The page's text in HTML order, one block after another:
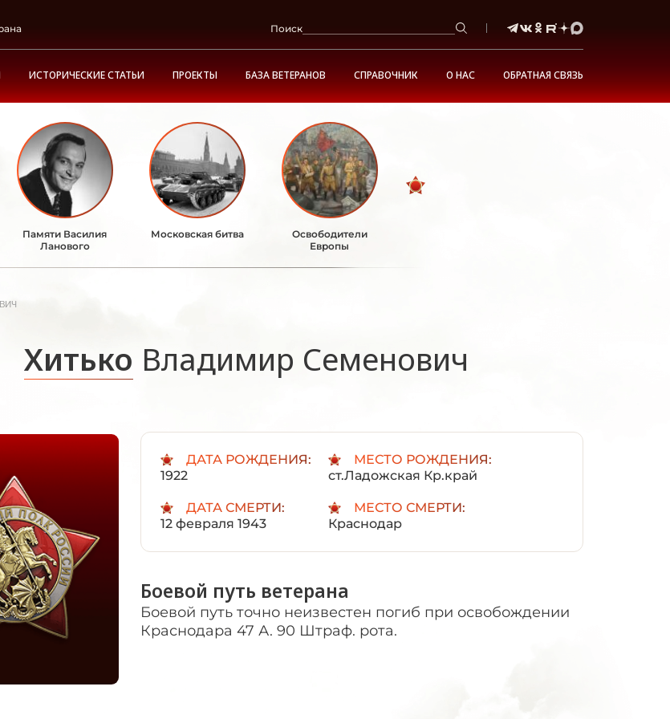
Поиск
ИСТОРИЧЕСКИЕ СТАТЬИ ПРОЕКТЫ БАЗА ВЕТЕРАНОВ СПРАВОЧНИК О НАС ОБРАТНАЯ СВЯЗЬ
Памяти Василия
Ланового
Московская битва
Освободители
Европы
Хитько Владимир Семенович
ДАТА РОЖДЕНИЯ:
1922
МЕСТО РОЖДЕНИЯ:
ст.Ладожская Кр.край
ДАТА СМЕРТИ:
12 февраля 1943
МЕСТО СМЕРТИ:
Краснодар
Боевой путь ветерана
Боевой путь точно неизвестен погиб при освобождении
Краснодара 47 А. 90 Штраф. рота.